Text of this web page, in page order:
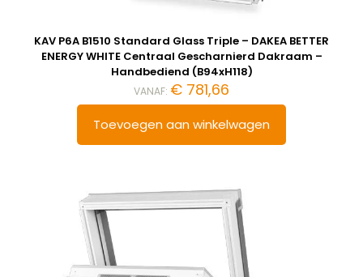
KAV P6A B1510 Standard Glass Triple – DAKEA BETTER
ENERGY WHITE Centraal Gescharnierd Dakraam –
Handbediend (B94xH118)
VANAF: € 781,66
Toevoegen aan winkelwagen